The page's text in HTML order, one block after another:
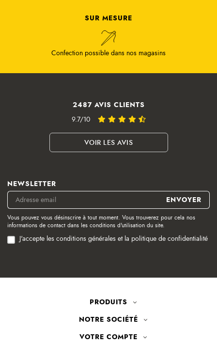
SUR MESURE
Confection possible dans nos magasins
2487 AVIS CLIENTS
9.7/10
VOIR LES AVIS
NEWSLETTER
Vous pouvez vous désinscrire à tout moment. Vous trouverez pour cela nos
informations de contact dans les conditions d'utilisation du site.
J'accepte les conditions générales et la politique de confidentialité
PRODUITS
NOTRE SOCIÉTÉ
VOTRE COMPTE